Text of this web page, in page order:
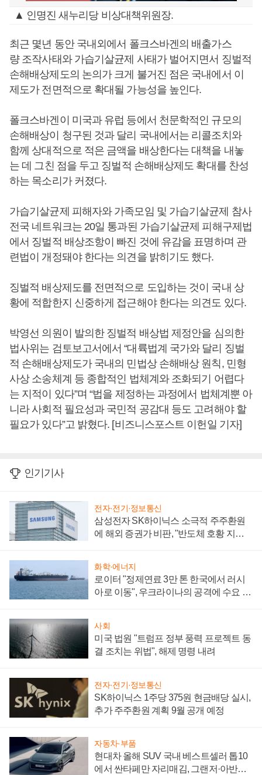
▲ 인명진 새누리당 비상대책위원장.
최근 몇년 동안 국내외에서 폴크스바겐의 배출가스
량 조작사태와 가습기살균제 사태가 벌어지면서 징벌적
손해배상제도의 논의가 크게 불거진 점은 국내에서 이
제도가 전면적으로 확대될 가능성을 높인다.
폴크스바겐이 미국과 유럽 등에서 천문학적인 규모의
손해배상이 청구된 것과 달리 국내에서는 리콜조치와
함께 상대적으로 적은 금액을 배상한다는 대책을 내놓
는 데 그친 점을 두고 징벌적 손해배상제도 확대를 찬성
하는 목소리가 커졌다.
가습기살균제 피해자와 가족모임 및 가습기살균제 참사
전국 네트워크는 20일 통과된 가습기살균제 피해구제법
에서 징벌적 배상조항이 빠진 것에 유감을 표명하며 관
련법이 개정돼야 한다는 의견을 밝히기도 했다.
징벌적 배상제도를 전면적으로 도입하는 것이 국내 상
황에 적합한지 신중하게 접근해야 한다는 의견도 있다.
박영선 의원이 발의한 징벌적 배상법 제정안을 심의한
법사위는 검토보고서에서 “대륙법계 국가와 달리 징벌
적 손해배상제도가 국내의 민법상 손해배상 원칙, 민형
사상 소송체계 등 종합적인 법체계와 조화되기 어렵다
는 지적이 있다”며 “법을 제정하는 과정에서 법체계뿐 아
니라 사회적 필요성과 국민적 공감대 등도 고려해야 할
필요가 있다”고 밝혔다. [비즈니스포스트 이헌일 기자]
인기기사
전자·전기·정보통신
삼성전자 SK하이닉스 소극적 주주환원
에 해외 증권가 비판, "반도체 호황 지속
화학·에너지
로이터 "정제연료 3만 톤 한국에서 러시
아로 이동", 우크라이나의 공격에 수요 늘
사회
미국 법원 "트럼프 정부 풍력 프로젝트 동
결 조치는 위법", 해제 명령 내려
전자·전기·정보통신
SK하이닉스 1주당 375원 현금배당 실시,
추가 주주환원 계획 9월 공개 예정
자동차·부품
현대차 올해 SUV 국내 베스트셀러 톱10
에서 싼타페만 자리매김, 그랜저·아반떼